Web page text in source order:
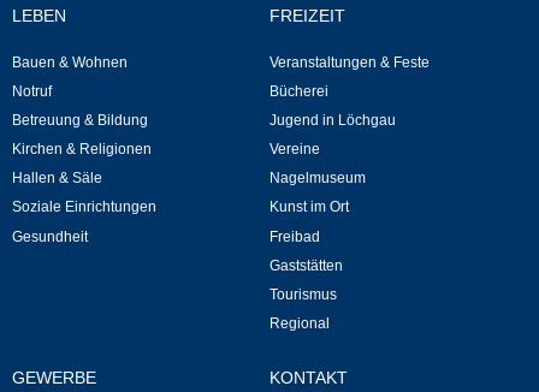
Gemeindehalle
Sporthalle Greuth
Schulturnhalle
Freizeit
LEBEN
Bauen & Wohnen
Notruf
Betreuung & Bildung
Kirchen & Religionen
Hallen & Säle
Soziale Einrichtungen
Gesundheit
FREIZEIT
Veranstaltungen & Feste
Bücherei
Jugend in Löchgau
Vereine
Nagelmuseum
Kunst im Ort
Freibad
Gaststätten
Tourismus
Regional
GEWERBE KONTAKT